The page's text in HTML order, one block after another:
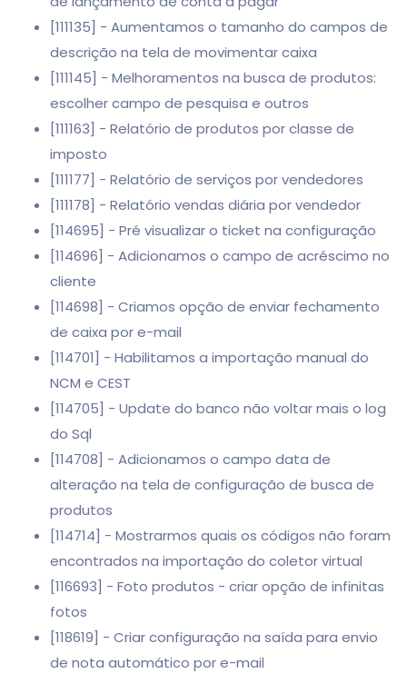
[111135] - Aumentamos o tamanho do campos de
descrição na tela de movimentar caixa
[111145] - Melhoramentos na busca de produtos:
escolher campo de pesquisa e outros
[111163] - Relatório de produtos por classe de
imposto
[111177] - Relatório de serviços por vendedores
[111178] - Relatório vendas diária por vendedor
[114695] - Pré visualizar o ticket na configuração
[114696] - Adicionamos o campo de acréscimo no
cliente
[114698] - Criamos opção de enviar fechamento
de caixa por e-mail
[114701] - Habilitamos a importação manual do
NCM e CEST
[114705] - Update do banco não voltar mais o log
do Sql
[114708] - Adicionamos o campo data de
alteração na tela de configuração de busca de
produtos
[114714] - Mostrarmos quais os códigos não foram
encontrados na importação do coletor virtual
[116693] - Foto produtos - criar opção de infinitas
fotos
[118619] - Criar configuração na saída para envio
de nota automático por e-mail